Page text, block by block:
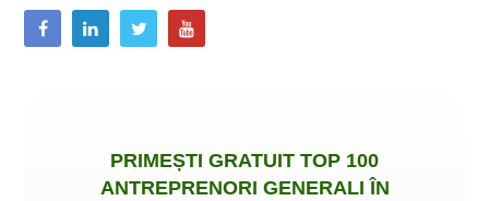
PRIMEȘTI GRATUIT TOP 100
ANTREPRENORI GENERALI ÎN